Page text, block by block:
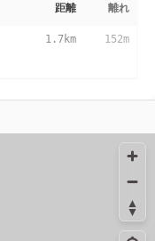
距離 離れ
1.7km 152m